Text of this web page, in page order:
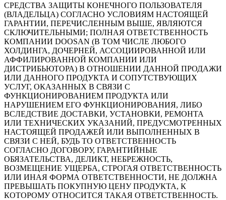
СРЕДСТВА ЗАЩИТЫ КОНЕЧНОГО ПОЛЬЗОВАТЕЛЯ
(ВЛАДЕЛЬЦА) СОГЛАСНО УСЛОВИЯМ НАСТОЯЩЕЙ
ГАРАНТИИ, ПЕРЕЧИСЛЕННЫМ ВЫШЕ, ЯВЛЯЮТСЯ
СКЛЮЧИТЕЛЬНЫМИ; ПОЛНАЯ ОТВЕТСТВЕННОСТЬ
КОМПАНИИ DOOSAN (В ТОМ ЧИСЛЕ ЛЮБОГО
ХОЛДИНГА, ДОЧЕРНЕЙ, АССОЦИИРОВАННОЙ ИЛИ
АФФИЛИРОВАННОЙ КОМПАНИИ ИЛИ
ДИСТРИБЬЮТОРА) В ОТНОШЕНИИ ДАННОЙ ПРОДАЖИ
ИЛИ ДАННОГО ПРОДУКТА И СОПУТСТВУЮЩИХ
УСЛУГ, ОКАЗАННЫХ В СВЯЗИ С
ФУНКЦИОНИРОВАНИЕМ ПРОДУКТА ИЛИ
НАРУШЕНИЕМ ЕГО ФУНКЦИОНИРОВАНИЯ, ЛИБО
ВСЛЕДСТВИЕ ДОСТАВКИ, УСТАНОВКИ, РЕМОНТА
ИЛИ ТЕХНИЧЕСКИХ УКАЗАНИЙ, ПРЕДУСМОТРЕННЫХ
НАСТОЯЩЕЙ ПРОДАЖЕЙ ИЛИ ВЫПОЛНЕННЫХ В
СВЯЗИ С НЕЙ, БУДЬ ТО ОТВЕТСТВЕННОСТЬ
СОГЛАСНО ДОГОВОРУ, ГАРАНТИЙНЫЕ
ОБЯЗАТЕЛЬСТВА, ДЕЛИКТ, НЕБРЕЖНОСТЬ,
ВОЗМЕЩЕНИЕ УЩЕРБА, СТРОГАЯ ОТВЕТСТВЕННОСТЬ
ИЛИ ИНАЯ ФОРМА ОТВЕТСТВЕННОСТИ, НЕ ДОЛЖНА
ПРЕВЫШАТЬ ПОКУПНУЮ ЦЕНУ ПРОДУКТА, К
КОТОРОМУ ОТНОСИТСЯ ТАКАЯ ОТВЕТСТВЕННОСТЬ.